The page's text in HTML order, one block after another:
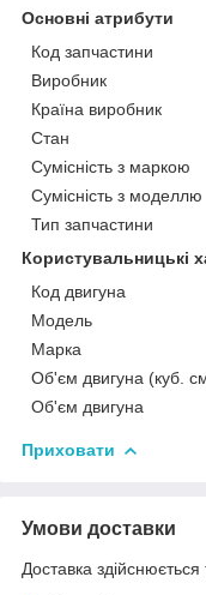
Основні атрибути
Код запчастини
Виробник
Країна виробник
Стан
Сумісність з маркою
Сумісність з моделлю
Тип запчастини
Користувальницькі
Код двигуна
Мoдель
Марка
Об'єм двигуна (куб.
Об'єм двигуна
Приховати
Умови доставки
Доставка здійснюється